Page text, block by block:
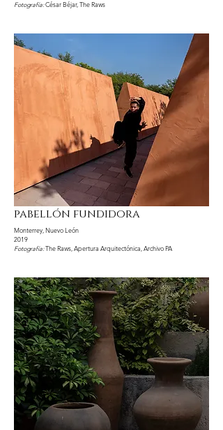
Fotografía:César Béjar, The Raws
pabellón fundidora
Monterrey, Nuevo León
2019
Fotografía:The Raws, Apertura Arquitectónica, Archivo PA